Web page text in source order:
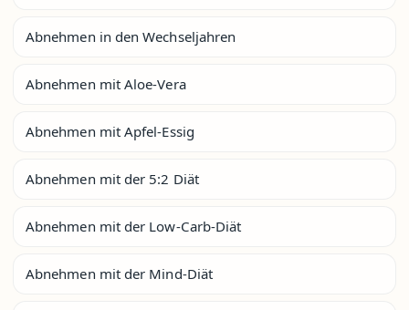
Abnehmen in den Wechseljahren
Abnehmen mit Aloe-Vera
Abnehmen mit Apfel-Essig
Abnehmen mit der 5:2 Diät
Abnehmen mit der Low-Carb-Diät
Abnehmen mit der Mind-Diät